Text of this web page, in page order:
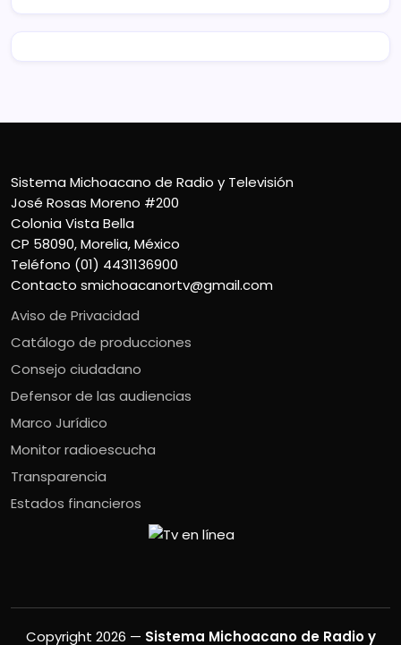
Sistema Michoacano de Radio y Televisión
José Rosas Moreno #200
Colonia Vista Bella
CP 58090, Morelia, México
Teléfono (01) 4431136900
Contacto smichoacanortv@gmail.com
Aviso de Privacidad
Catálogo de producciones
Consejo ciudadano
Defensor de las audiencias
Marco Jurídico
Monitor radioescucha
Transparencia
Estados financieros
Copyright 2026 — Sistema Michoacano de Radio y